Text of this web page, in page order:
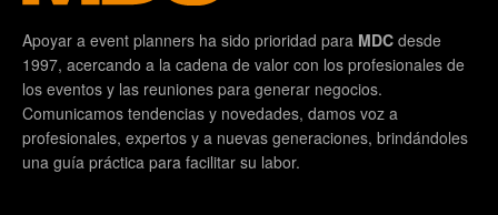
Apoyar a event planners ha sido prioridad para MDC desde
1997, acercando a la cadena de valor con los profesionales de
los eventos y las reuniones para generar negocios.
Comunicamos tendencias y novedades, damos voz a
profesionales, expertos y a nuevas generaciones, brindándoles
una guía práctica para facilitar su labor.